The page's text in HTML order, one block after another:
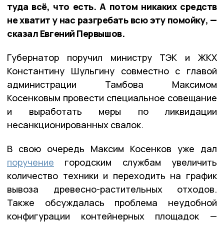
туда всё, что есть. А потом никаких средств
не хватит у нас разгребать всю эту помойку, —
сказал Евгений Первышов.
Губернатор поручил министру ТЭК и ЖКХ
Константину Шульгину совместно с главой
администрации Тамбова Максимом
Косенковым провести специальное совещание
и выработать меры по ликвидации
несанкционированных свалок.
В свою очередь Максим Косенков уже дал
поручение городским службам увеличить
количество техники и переходить на график
вывоза древесно-растительных отходов.
Также обсуждалась проблема неудобной
конфигурации контейнерных площадок —